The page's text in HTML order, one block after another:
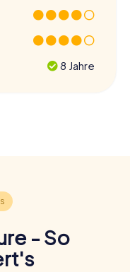
8 Jahre
- So